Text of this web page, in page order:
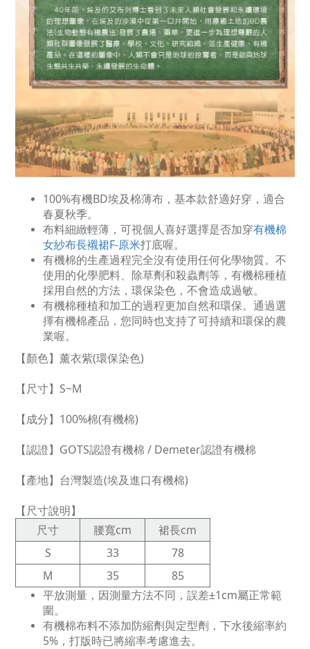
100%有機BD埃及棉薄布，基本款舒適好穿，適合
春夏秋季。
布料細緻輕薄，可視個人喜好選擇是否加穿有機棉
女紗布長襯裙F-原米打底喔。
有機棉的生產過程完全沒有使用任何化學物質。不
使用的化學肥料、除草劑和殺蟲劑等，有機棉種植
採用自然的方法，環保染色，不會造成過敏。
有機棉種植和加工的過程更加自然和環保。通過選
擇有機棉產品，您同時也支持了可持續和環保的農
業喔。
【顏色】薰衣紫(環保染色)
【尺寸】S~M
【成分】100%棉(有機棉)
【認證】GOTS認證有機棉 / Demeter認證有機棉
【產地】台灣製造(埃及進口有機棉)
【尺寸說明】
尺寸
腰寬cm
裙長cm
S
33
78
M
35
85
平放測量，因測量方法不同，誤差±1cm屬正常範
圍。
有機棉布料不添加防縮劑與定型劑，下水後縮率約
5%，打版時已將縮率考慮進去。